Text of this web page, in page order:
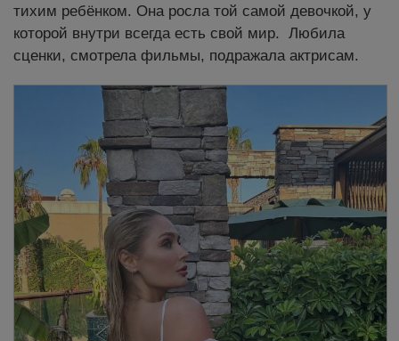
тихим ребёнком. Она росла той самой девочкой, у
которой внутри всегда есть свой мир. Любила
сценки, смотрела фильмы, подражала актрисам.